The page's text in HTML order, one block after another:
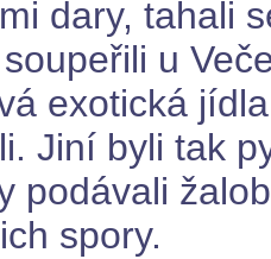
dary, tahali
u
exotická
Jiní byli tak
podávali
spory.